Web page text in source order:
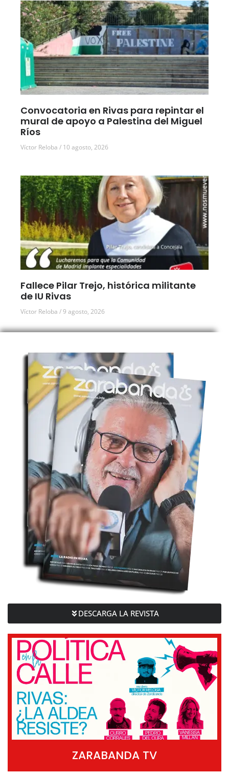
Convocatoria en Rivas para repintar el
mural de apoyo a Palestina del Miguel
Ríos
Víctor Reloba 10 agosto, 2026
Fallece Pilar Trejo, histórica militante
de IU Rivas
Víctor Reloba 9 agosto, 2026
DESCARGA LA REVISTA
ZARABANDA TV